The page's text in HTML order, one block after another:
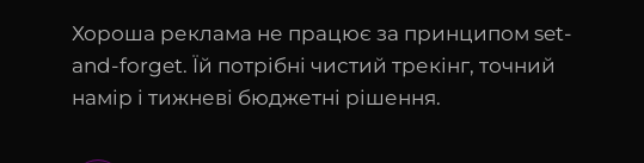
Хороша реклама не працює за принципом set-
and-forget. Їй потрібні чистий трекінг, точний
намір і тижневі бюджетні рішення.